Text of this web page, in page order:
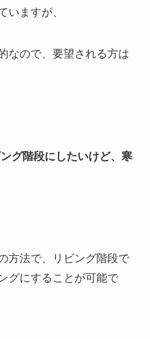
いますが、
なので、要望される方は
ング階段にしたいけど、寒
方法で、リビング階段で
グにすることが可能で